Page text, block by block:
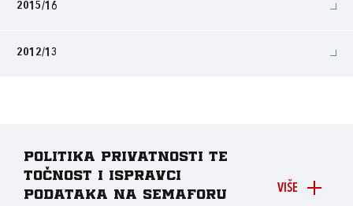
2015/16
2012/13
VIŠE
Politika privatnosti te
točnost i ispravci
podataka na Semaforu